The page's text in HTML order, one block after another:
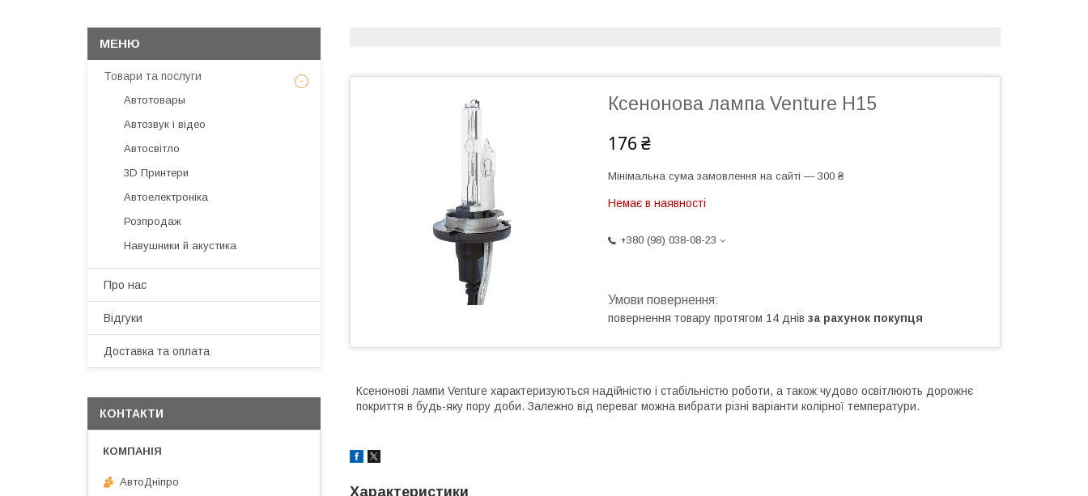
Ксенонова лампа Venture H15
176 ₴
Мінімальна сума замовлення на сайті — 300 ₴
Немає в наявності
+380 (98) 038-08-23
повернення товару протягом 14 днів за рахунок покупця
Ксенонові лампи Venture характеризуються надійністю і стабільністю роботи, а також чудово освітлюють дорожнє
покриття в будь-яку пору доби. Залежно від переваг можна вибрати різні варіанти колірної температури.
Характеристики
Товари та послуги
Автотовары
Автозвук і відео
Автосвітло
3D Принтери
Автоелектроніка
Розпродаж
Навушники й акустика
Про нас
Відгуки
Доставка та оплата
КОНТАКТИ
АвтоДнiпро